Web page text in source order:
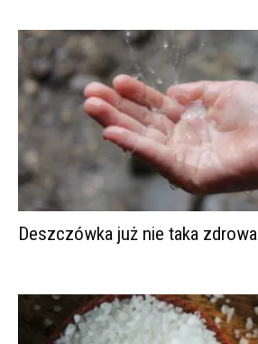
Deszczówka już nie taka zdrowa